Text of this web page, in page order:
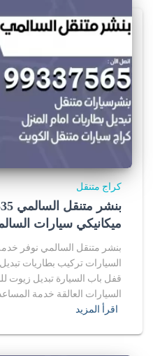
كراج متنقل
ميكانيكي سيارات
بنشر متنقل السالمي نوفر
السيارات تركيب بطاريات
قفل باب السيارة تبديل زيوت
السيارات العالقة خدمة
اقرأ المزيد